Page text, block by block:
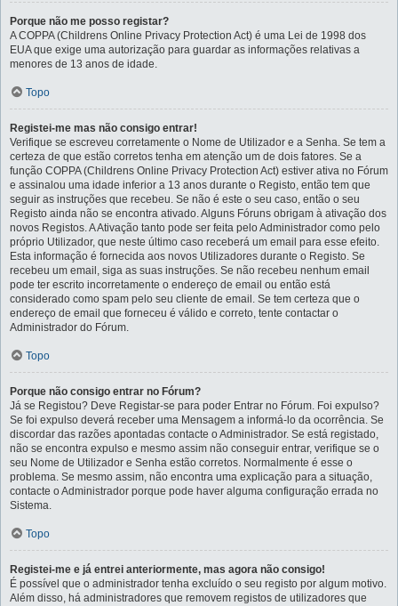
Porque não me posso registar?
A COPPA (Childrens Online Privacy Protection Act) é uma Lei de 1998 dos
EUA que exige uma autorização para guardar as informações relativas a
menores de 13 anos de idade.
Topo
Registei-me mas não consigo entrar!
Verifique se escreveu corretamente o Nome de Utilizador e a Senha. Se tem a
certeza de que estão corretos tenha em atenção um de dois fatores. Se a
função COPPA (Childrens Online Privacy Protection Act) estiver ativa no Fórum
e assinalou uma idade inferior a 13 anos durante o Registo, então tem que
seguir as instruções que recebeu. Se não é este o seu caso, então o seu
Registo ainda não se encontra ativado. Alguns Fóruns obrigam à ativação dos
novos Registos. A Ativação tanto pode ser feita pelo Administrador como pelo
próprio Utilizador, que neste último caso receberá um email para esse efeito.
Esta informação é fornecida aos novos Utilizadores durante o Registo. Se
recebeu um email, siga as suas instruções. Se não recebeu nenhum email
pode ter escrito incorretamente o endereço de email ou então está
considerado como spam pelo seu cliente de email. Se tem certeza que o
endereço de email que forneceu é válido e correto, tente contactar o
Administrador do Fórum.
Topo
Porque não consigo entrar no Fórum?
Já se Registou? Deve Registar-se para poder Entrar no Fórum. Foi expulso?
Se foi expulso deverá receber uma Mensagem a informá-lo da ocorrência. Se
discordar das razões apontadas contacte o Administrador. Se está registado,
não se encontra expulso e mesmo assim não conseguir entrar, verifique se o
seu Nome de Utilizador e Senha estão corretos. Normalmente é esse o
problema. Se mesmo assim, não encontra uma explicação para a situação,
contacte o Administrador porque pode haver alguma configuração errada no
Sistema.
Topo
Registei-me e já entrei anteriormente, mas agora não consigo!
É possível que o administrador tenha excluído o seu registo por algum motivo.
Além disso, há administradores que removem registos de utilizadores que